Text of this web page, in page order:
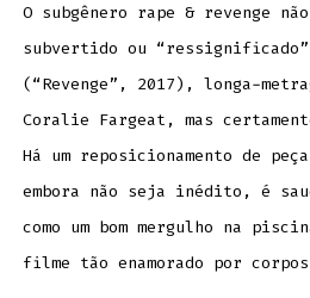
O subgênero rape & revenge
subvertido ou “ressignificado”
(“Revenge”, 2017), longa-
Coralie Fargeat, mas
Há um reposicionamento de
embora não seja inédito, é
como um bom mergulho na
filme tão enamorado por